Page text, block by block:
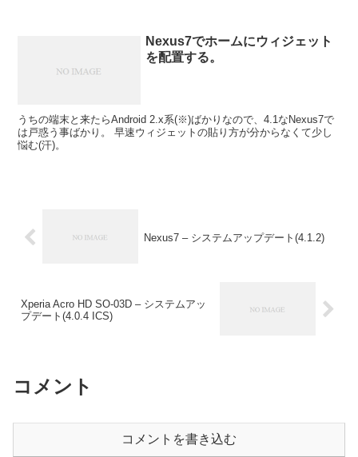
Nexus7でホームにウィジェット
を配置する。
うちの端末と来たらAndroid 2.x系(※)ばかりなので、4.1なNexus7で
は戸惑う事ばかり。 早速ウィジェットの貼り方が分からなくて少し
悩む(汗)。
Nexus7 – システムアップデート(4.1.2)
Xperia Acro HD SO-03D – システムアッ
プデート(4.0.4 ICS)
コメント
コメントを書き込む